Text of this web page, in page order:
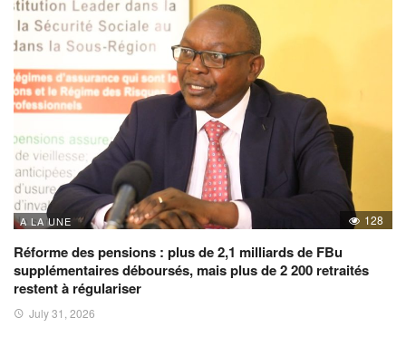
A LA UNE 128
Réforme des pensions : plus de 2,1 milliards de FBu
supplémentaires déboursés, mais plus de 2 200 retraités
restent à régulariser
July 31, 2026